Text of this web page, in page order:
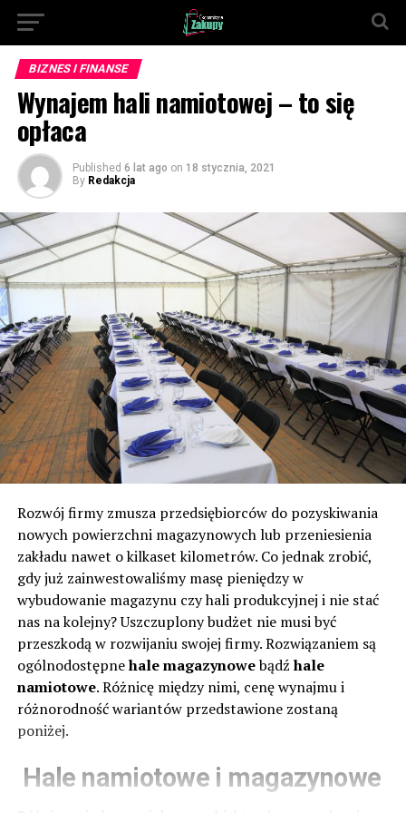
BIZNES I FINANSE
Wynajem hali namiotowej – to się
opłaca
Published 6 lat ago on 18 stycznia, 2021
By Redakcja
Rozwój firmy zmusza przedsiębiorców do pozyskiwania
nowych powierzchni magazynowych lub przeniesienia
zakładu nawet o kilkaset kilometrów. Co jednak zrobić,
gdy już zainwestowaliśmy masę pieniędzy w
wybudowanie magazynu czy hali produkcyjnej i nie stać
nas na kolejny? Uszczuplony budżet nie musi być
przeszkodą w rozwijaniu swojej firmy. Rozwiązaniem są
ogólnodostępnehale magazynowebądźhale
namiotowe. Różnicę między nimi, cenę wynajmu i
różnorodność wariantów przedstawione zostaną
poniżej.
Hale namiotowe i magazynowe